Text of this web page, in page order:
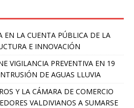
EN LA CUENTA PÚBLICA DE LA
E INNOVACIÓN
VIGILANCIA PREVENTIVA EN 19
DE AGUAS LLUVIA
Y LA CÁMARA DE COMERCIO
VALDIVIANOS A SUMARSE